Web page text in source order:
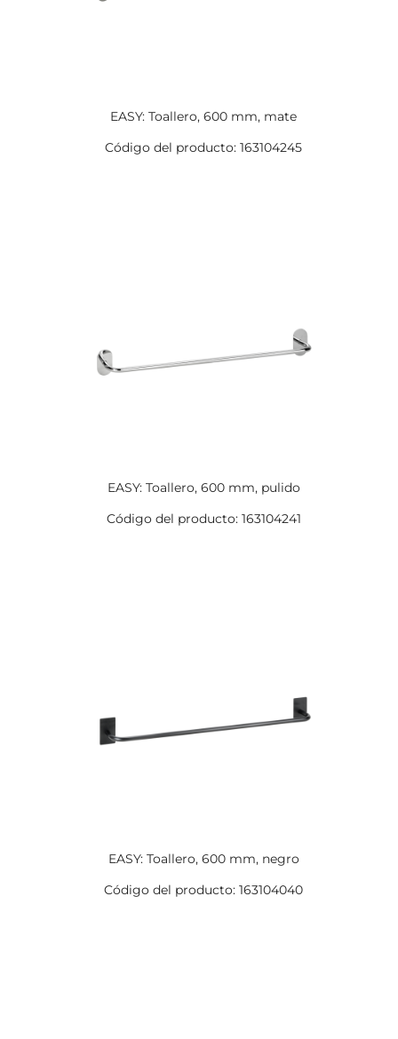
EASY: Toallero, 600 mm, mate
Código del producto: 163104245
EASY: Toallero, 600 mm, pulido
Código del producto: 163104241
EASY: Toallero, 600 mm, negro
Código del producto: 163104040